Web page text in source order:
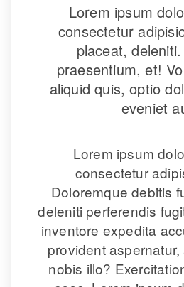
Lorem ipsum
consectetur
placeat,
praesentium, et!
aliquid quis, optio
eveniet
Lorem ipsum
consectetur
Doloremque debitis
deleniti perferendis
inventore expedita
provident
nobis illo?